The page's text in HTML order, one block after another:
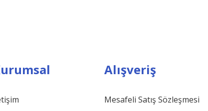
Alışveriş
Mesafeli Satış Sözleşmesi